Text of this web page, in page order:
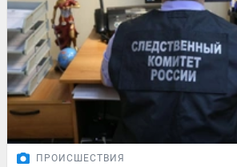
ПРОИСШЕСТВИЯ